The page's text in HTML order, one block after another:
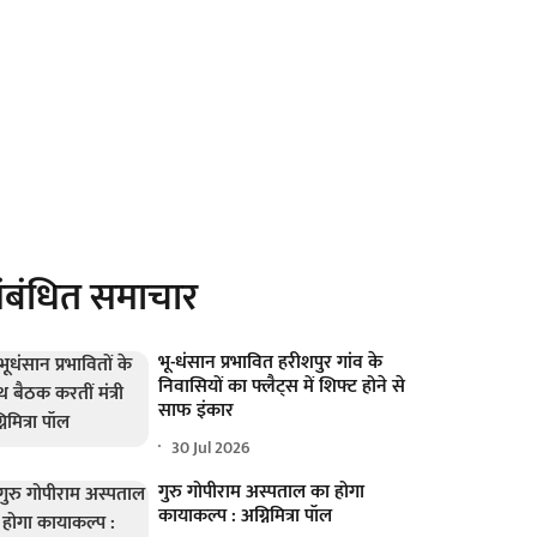
समाचार
भू-धंसान प्रभावित हरीशपुर गांव के
निवासियों का फ्लैट्स में शिफ्ट होने से
साफ इंकार
30 Jul 2026
गुरु गोपीराम अस्पताल का होगा
कायाकल्प : अग्निमित्रा पॉल